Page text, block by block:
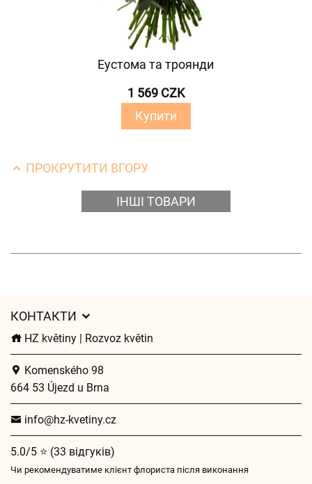
Еустома та троянди
1 569 CZK
Купити
ПРОКРУТИТИ ВГОРУ
ІНШІ ТОВАРИ
КОНТАКТИ
HZ květiny | Rozvoz květin
Komenského 98
664 53 Újezd u Brna
info@hz-kvetiny.cz
5.0/5 ⭐ (33 відгуків)
Чи рекомендуватиме клієнт флориста після виконання